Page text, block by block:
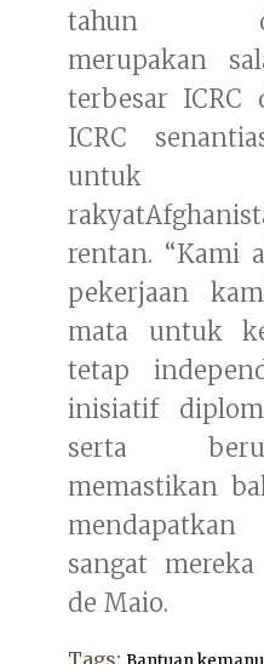
tahun
merupakan
terbesar ICRC
ICRC
untuk
rentan. “Kami
pekerjaan
mata untuk
tetap
inisiatif
serta
memastikan
sangat
de Maio.